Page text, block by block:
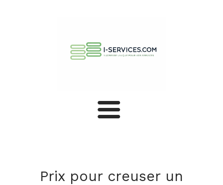
Terrassement
Prix pour creuser un